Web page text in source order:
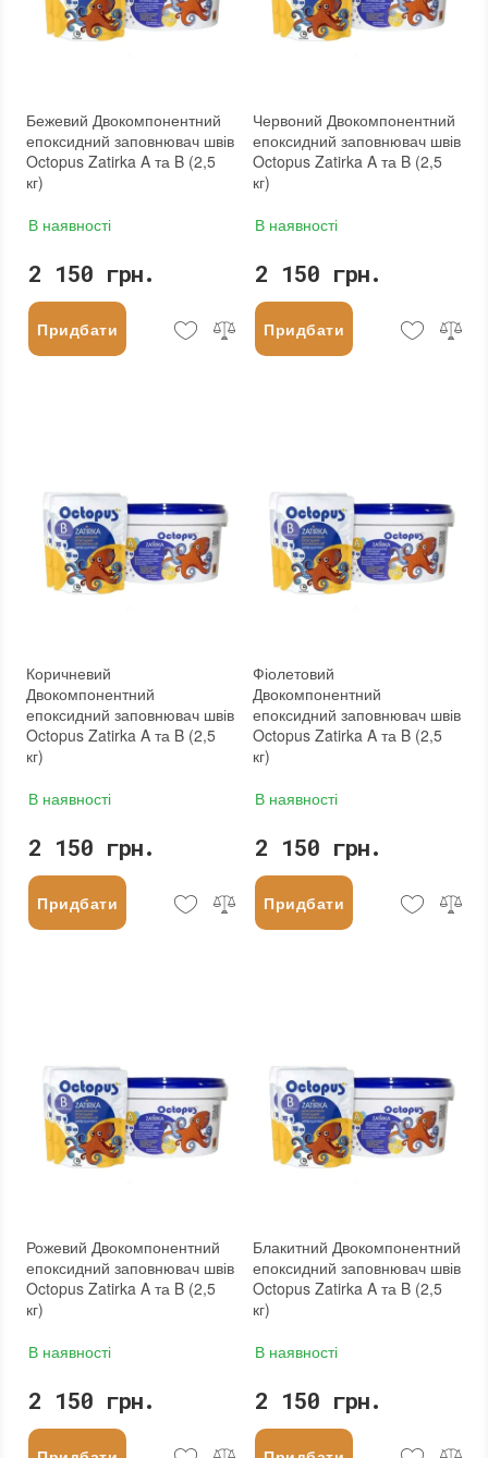
Бежевий Двокомпонентний
епоксидний заповнювач швів
Octopus Zatirka A та B (2,5
кг)
В наявності
2 150 грн.
Придбати
Червоний Двокомпонентний
епоксидний заповнювач швів
Octopus Zatirka A та B (2,5
кг)
В наявності
2 150 грн.
Придбати
Коричневий
Двокомпонентний
епоксидний заповнювач швів
Octopus Zatirka A та B (2,5
кг)
В наявності
2 150 грн.
Придбати
Фіолетовий
Двокомпонентний
епоксидний заповнювач швів
Octopus Zatirka A та B (2,5
кг)
В наявності
2 150 грн.
Придбати
Рожевий Двокомпонентний
епоксидний заповнювач швів
Octopus Zatirka A та B (2,5
кг)
В наявності
2 150 грн.
Блакитний Двокомпонентний
епоксидний заповнювач швів
Octopus Zatirka A та B (2,5
кг)
В наявності
2 150 грн.